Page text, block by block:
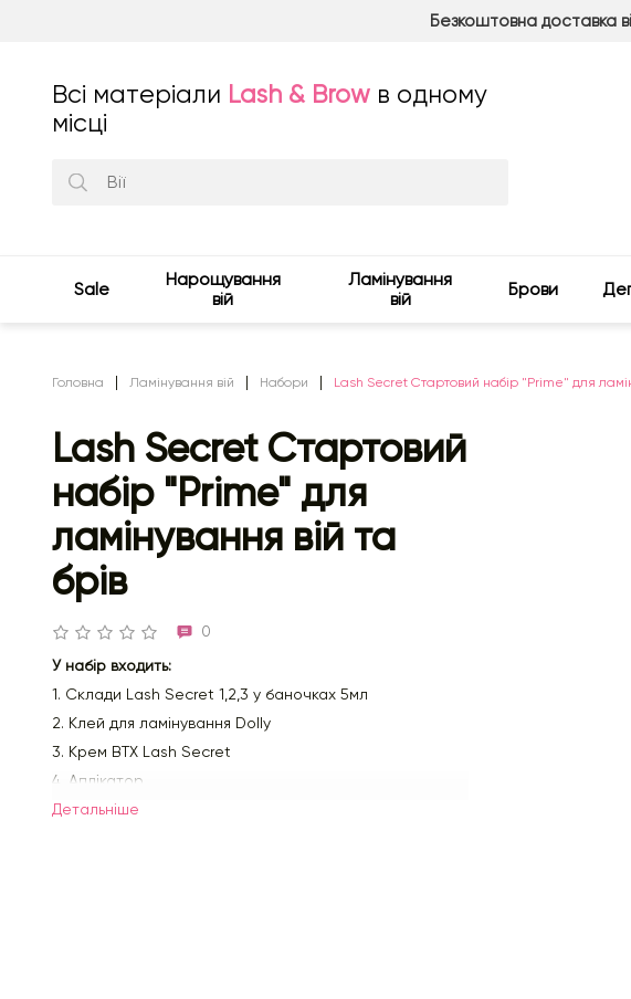
Безкоштовна доставка
Всі матеріали Lash & Brow в одному
місці
Sale
Нарощування
вій
Ламінування
вій
Брови
Головна Ламінування вій Набори Lash Secret Стартовий набір "Prime" для
Lash Secret Стартовий
набір "Prime" для
ламінування вій та
брів
0
У набір входить:
1. Склади Lash Secret 1,2,3 у баночках 5мл
2. Клей для ламінування Dolly
3. Крем BTX Lash Secret
4. Аплікатор
Детальнiше